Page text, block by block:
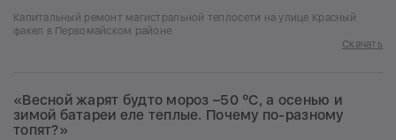
Капитальный ремонт магистральной теплосети на улице Красный
факел в Первомайском районе
Скачать
«Весной жарят будто мороз –50 ºC, а осенью и
зимой батареи еле теплые. Почему по-разному
топят?»